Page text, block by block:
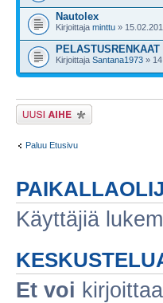
Nautolex
Kirjoittaja minttu »
PELASTUSRENKAAT
Kirjoittaja Santana1973 »
Lähetä uusi viesti
Paluu Etusivu
Käyttäjiä
Et voi